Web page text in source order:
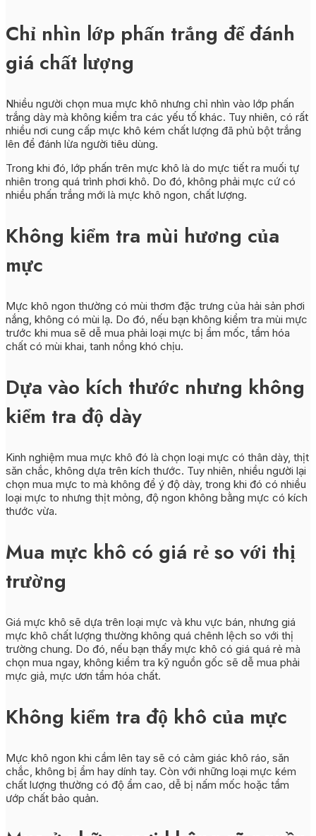
Chỉ nhìn lớp phấn trắng để đánh
giá chất lượng
Nhiều người chọn mua mực khô nhưng chỉ nhìn vào lớp phấn
trắng dày mà không kiểm tra các yếu tố khác. Tuy nhiên, có rất
nhiều nơi cung cấp mực khô kém chất lượng đã phủ bột trắng
lên để đánh lừa người tiêu dùng.
Trong khi đó, lớp phấn trên mực khô là do mực tiết ra muối tự
nhiên trong quá trình phơi khô. Do đó, không phải mực cứ có
nhiều phấn trắng mới là mực khô ngon, chất lượng.
Không kiểm tra mùi hương của
mực
Mực khô ngon thường có mùi thơm đặc trưng của hải sản phơi
nắng, không có mùi lạ. Do đó, nếu bạn không kiểm tra mùi mực
trước khi mua sẽ dễ mua phải loại mực bị ẩm mốc, tẩm hóa
chất có mùi khai, tanh nồng khó chịu.
Dựa vào kích thước nhưng không
kiểm tra độ dày
Kinh nghiệm mua mực khô đó là chọn loại mực có thân dày, thịt
săn chắc, không dựa trên kích thước. Tuy nhiên, nhiều người lại
chọn mua mực to mà không để ý độ dày, trong khi đó có nhiều
loại mực to nhưng thịt mỏng, độ ngon không bằng mực có kích
thước vừa.
Mua mực khô có giá rẻ so với thị
trường
Giá mực khô sẽ dựa trên loại mực và khu vực bán, nhưng giá
mực khô chất lượng thường không quá chênh lệch so với thị
trường chung. Do đó, nếu bạn thấy mực khô có giá quá rẻ mà
chọn mua ngay, không kiểm tra kỹ nguồn gốc sẽ dễ mua phải
mực giả, mực ươn tẩm hóa chất.
Không kiểm tra độ khô của mực
Mực khô ngon khi cầm lên tay sẽ có cảm giác khô ráo, săn
chắc, không bị ẩm hay dính tay. Còn với những loại mực kém
chất lượng thường có độ ẩm cao, dễ bị nấm mốc hoặc tẩm
ướp chất bảo quản.